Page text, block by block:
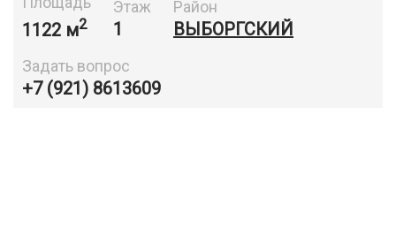
1122 м2
Этаж
1
Район
ВЫБОРГСКИЙ
Задать вопрос
+7 (921) 8613609